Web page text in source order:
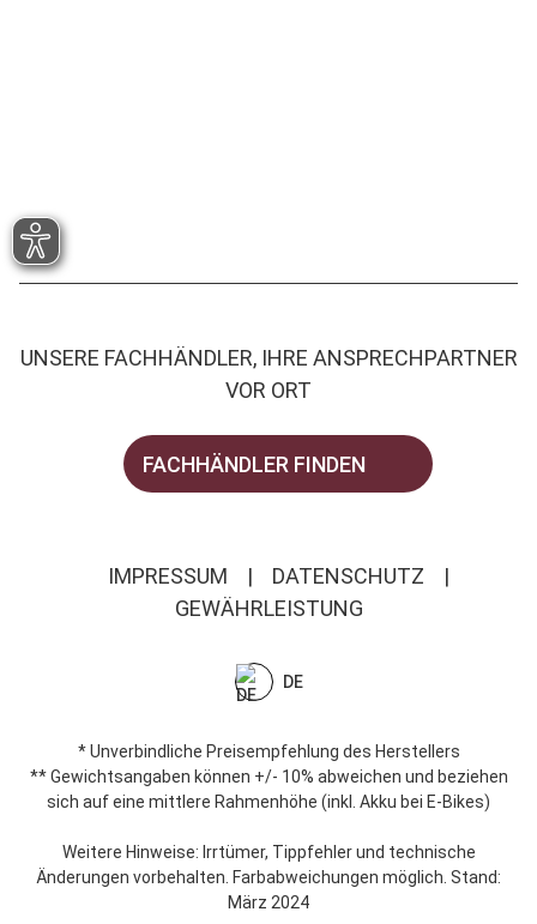
UNSERE FACHHÄNDLER, IHRE ANSPRECHPARTNER
VOR ORT
FACHHÄNDLER FINDEN
IMPRESSUM | DATENSCHUTZ
|
GEWÄHRLEISTUNG
DE
* Unverbindliche Preisempfehlung des Herstellers
** Gewichtsangaben können +/- 10% abweichen und beziehen
sich auf eine mittlere Rahmenhöhe (inkl. Akku bei E-Bikes)
Weitere Hinweise: Irrtümer, Tippfehler und technische
Änderungen vorbehalten. Farbabweichungen möglich. Stand:
März 2024